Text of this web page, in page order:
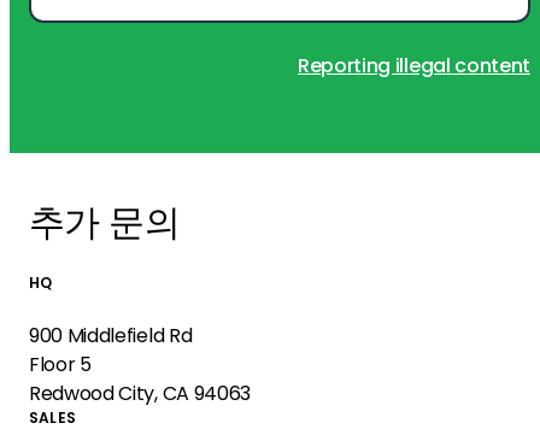
Reporting illegal content
추가 문의
HQ
900 Middlefield Rd
Floor 5
Redwood City, CA 94063
SALES